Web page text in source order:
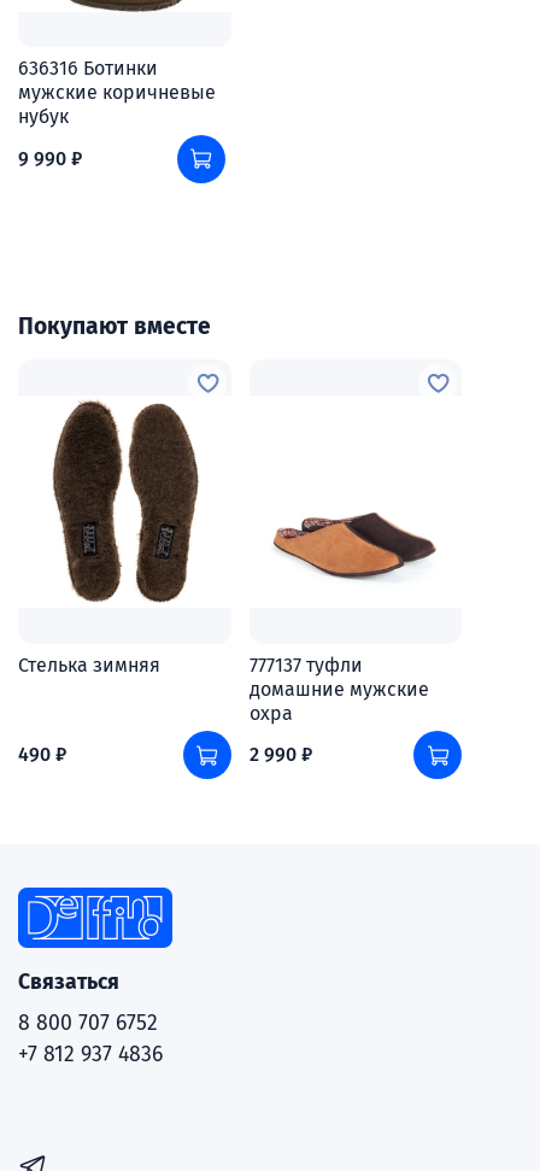
636316 Ботинки
мужские коричневые
нубук
9 990 ₽
Покупают вместе
Стелька зимняя
490 ₽
777137 туфли
домашние мужские
охра
2 990 ₽
Связаться
8 800 707 6752
+7 812 937 4836